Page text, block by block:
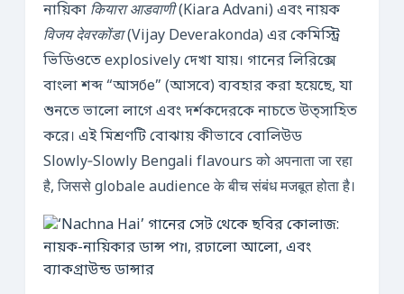
নায়িকা कियारा आडवाणी(Kiara Advani) এবং নায়ক
विजय देवरकोंडा(Vijay Deverakonda) এর কেমিস্ট্রি
ভিডিওতে explosively দেখা যায়। গানের লিরিক্সে
বাংলা শব্দ “আসбе” (আসবে) ব্যবহার করা হয়েছে, যা
শুনতে ভালো লাগে এবং দর্শকদেরকে নাচতে উত্সাহিত
করে। এই মিশ্রণটি বোঝায় কীভাবে বোলিউড
Slowly‑Slowly Bengali flavours को अपनाता जा रहा
है, जिससे globale audience के बीच संबंध मजबूत होता है।